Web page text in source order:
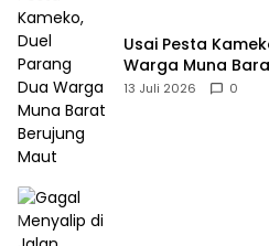
Usai Pesta
Warga Muna
13 Juli 2026 0